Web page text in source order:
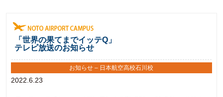
「世界の果てまでイッテQ」
テレビ放送のお知らせ
2022.6.23
お知らせ – 日本航空高校石川校